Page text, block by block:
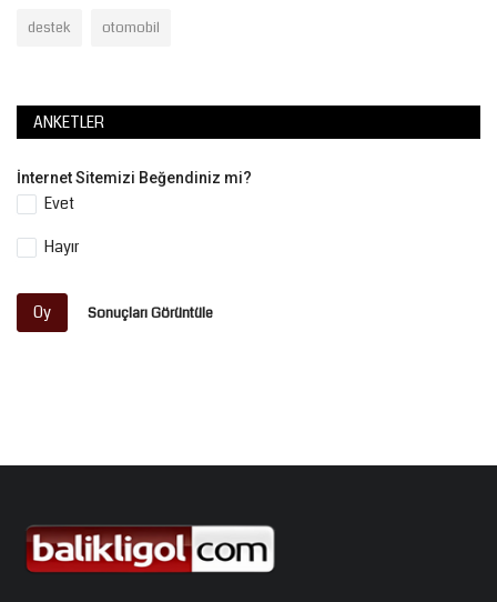
destek otomobil
ANKETLER
İnternet Sitemizi Beğendiniz mi?
Evet
Hayır
Oy Sonuçları Görüntüle